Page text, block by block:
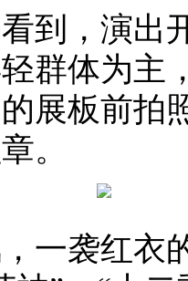
到，演出
群体为主
展板前拍
。
一袭红衣